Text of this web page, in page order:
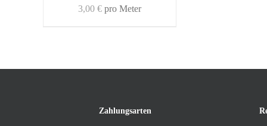
3,00 € pro Meter
Zahlungsarten